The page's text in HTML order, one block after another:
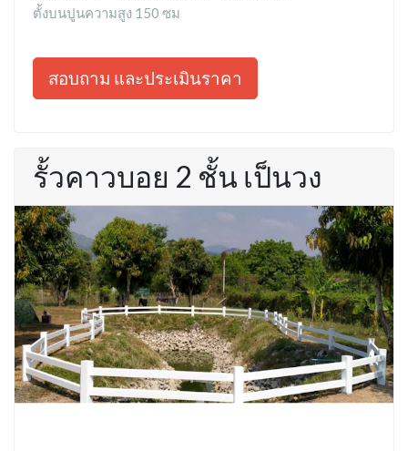
ตั้งบนปูนความสูง 150 ซม
สอบถาม และประเมินราคา
รั้วคาวบอย 2 ชั้น เป็นวง